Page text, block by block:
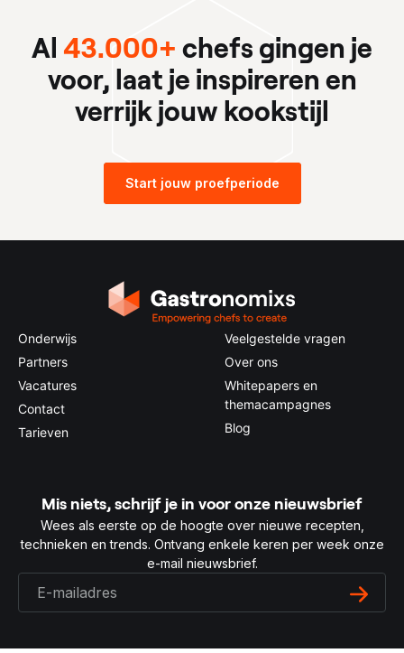
Al 43.000+ chefs gingen je
voor, laat je inspireren en
verrijk jouw kookstijl
Start jouw proefperiode
Onderwijs
Partners
Vacatures
Contact
Tarieven
Veelgestelde vragen
Over ons
Whitepapers en
themacampagnes
Blog
Mis niets, schrijf je in voor onze nieuwsbrief
Wees als eerste op de hoogte over nieuwe recepten,
technieken en trends. Ontvang enkele keren per week onze
e-mail nieuwsbrief.